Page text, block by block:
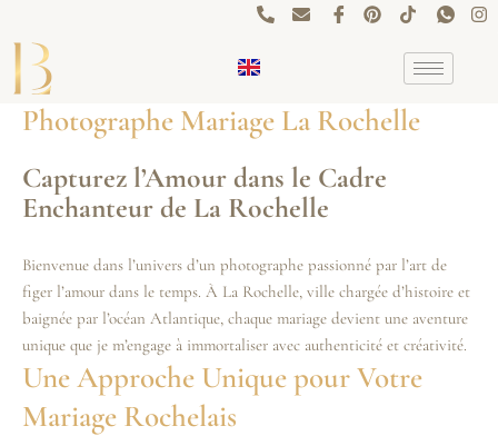
contenu
Photographe Mariage La Rochelle
Capturez l’Amour dans le Cadre
Enchanteur de La Rochelle
Bienvenue dans l’univers d’un photographe passionné par l’art de
figer l’amour dans le temps. À La Rochelle, ville chargée d’histoire et
baignée par l’océan Atlantique, chaque mariage devient une aventure
unique que je m’engage à immortaliser avec authenticité et créativité.
Une Approche Unique pour Votre
Mariage Rochelais